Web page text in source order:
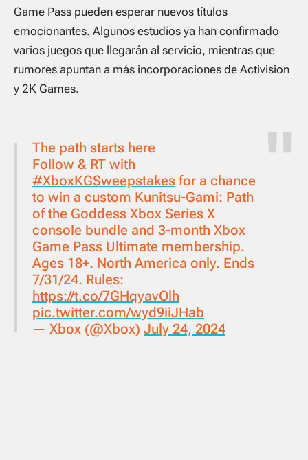
Game Pass pueden esperar nuevos títulos
emocionantes. Algunos estudios ya han confirmado
varios juegos que llegarán al servicio, mientras que
rumores apuntan a más incorporaciones de Activision
y 2K Games.
The path starts here
Follow & RT with
#XboxKGSweepstakes for a chance
to win a custom Kunitsu-Gami: Path
of the Goddess Xbox Series X
console bundle and 3-month Xbox
Game Pass Ultimate membership.
Ages 18+. North America only. Ends
7/31/24. Rules:
https://t.co/7GHqyavOlh
pic.twitter.com/wyd9iiJHab
— Xbox (@Xbox) July 24, 2024